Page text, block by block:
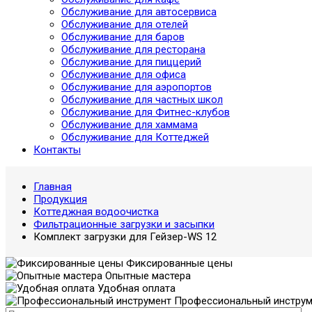
Обслуживание для автосервиса
Обслуживание для отелей
Обслуживание для баров
Обслуживание для ресторана
Обслуживание для пиццерий
Обслуживание для офиса
Обслуживание для аэропортов
Обслуживание для частных школ
Обслуживание для Фитнес-клубов
Обслуживание для хаммама
Обслуживание для Коттеджей
Контакты
Главная
Продукция
Коттеджная водоочистка
Фильтрационные загрузки и засыпки
Комплект загрузки для Гейзер-WS 12
Фиксированные цены
Опытные мастера
Удобная оплата
Профессиональный